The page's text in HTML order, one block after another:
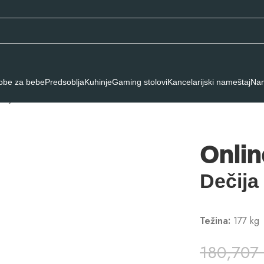
za bebePredsobljaKuhinjeGaming stoloviKancelarijski nameštaj
Dečija
Težina: 177 kg
180,707